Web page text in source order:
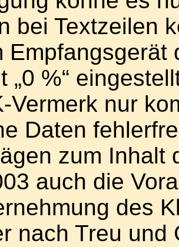
bei Textzeilen
Empfangsgerät
„0 %“
Vermerk nur
Daten
zum Inhalt
auch die
des
nach Treu und